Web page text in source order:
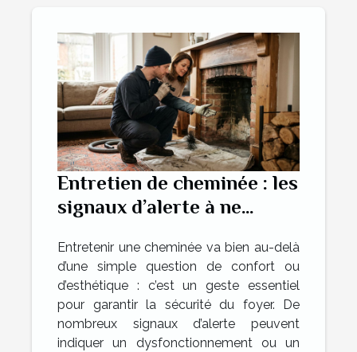
Entretien de cheminée : les
signaux d’alerte à ne
Entretenir une cheminée va bien au-delà
d’une simple question de confort ou
d’esthétique : c’est un geste essentiel
pour garantir la sécurité du foyer. De
nombreux signaux d’alerte peuvent
indiquer un dysfonctionnement ou un